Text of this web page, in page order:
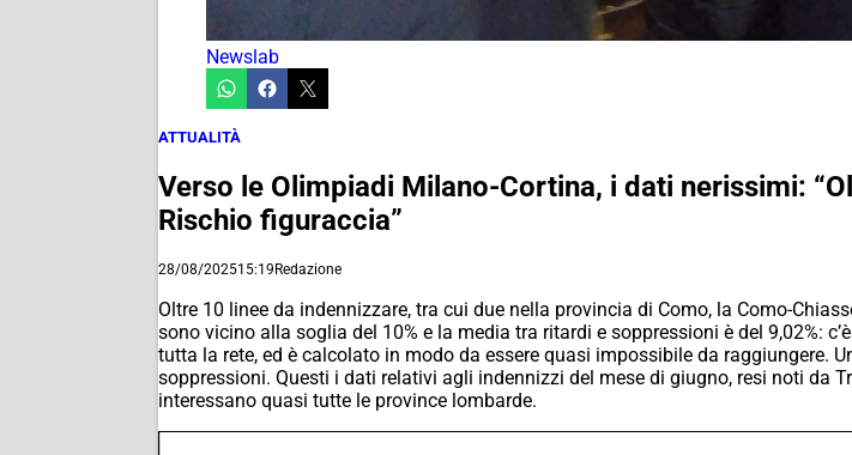
Newslab
ATTUALITÀ
Verso le Olimpiadi Milano-Cortina, i dati nerissimi:
Rischio figuraccia”
28/08/202515:19Redazione
Oltre 10 linee da indennizzare, tra cui due nella provincia di Como, la Como-
sono vicino alla soglia del 10% e la media tra ritardi e soppressioni è del 9,02%:
tutta la rete, ed è calcolato in modo da essere quasi impossibile da raggiungere.
soppressioni. Questi i dati relativi agli indennizzi del mese di giugno, resi noti da
interessano quasi tutte le province lombarde.